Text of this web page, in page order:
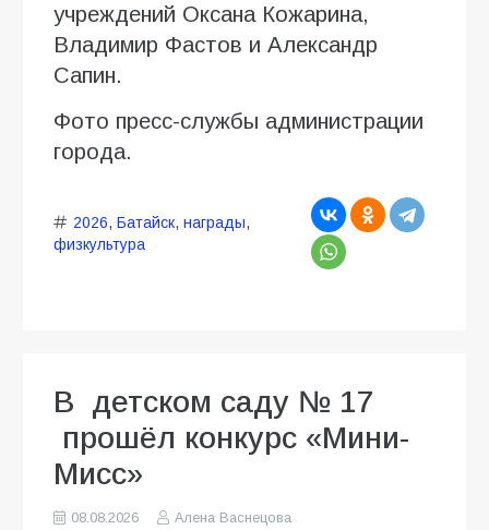
учреждений Оксана Кожарина,
Владимир Фастов и Александр
Сапин.
Фото пресс-службы администрации
города.
2026, Батайск, награды,
физкультура
В детском саду № 17
прошёл конкурс «Мини-
Мисс»
08.08.2026
Алена Васнецова